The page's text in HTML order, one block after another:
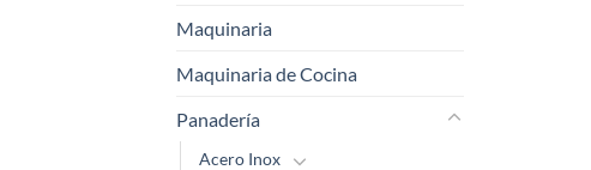
Maquinaria
Maquinaria de Cocina
Panadería
Acero Inox